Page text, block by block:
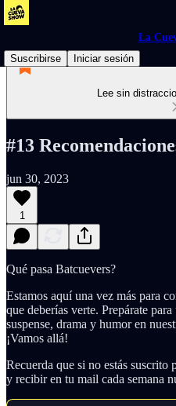
La
Suscribirse
Iniciar sesión
Lee sin
#13
jun 30, 2023
1
Qué pasa Batcuevers?
Estamos aquí una vez más para
que deberías verte. Prepárate
suspense, drama y humor en
¡Vamos allá!
Recuerda que si no estás suscrito
y recibir en tu mail cada semana